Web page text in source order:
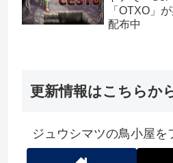
「OTXO」
配布中
更新情報はこちらか
ジュウシマツの鳥小屋を